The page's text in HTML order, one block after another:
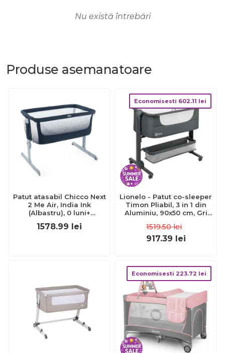
Nu există întrebări
Produse asemanatoare
Patut atasabil Chicco Next
2 Me Air, India Ink
(Albastru), 0 luni+
1578.99 lei
Economisesti 602.11 lei
Lionelo - Patut co-sleeper
Timon Pliabil, 3 in 1 din
Aluminiu, 90x50 cm, Gri
1519.50 lei
917.39 lei
Economisesti 223.72 lei